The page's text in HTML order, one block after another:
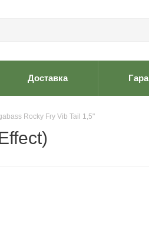
Доставка
Rocky Fry Vib Tail 1,5"